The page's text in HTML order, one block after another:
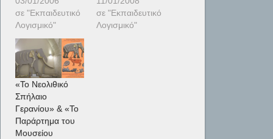
σε "Εκπαιδευτικό
Λογισμικό"
σε "Εκπαιδευτικό
Λογισμικό"
«Το Νεολιθικό
Σπήλαιο
Γερανίου» & «Το
Παράρτημα του
Μουσείου